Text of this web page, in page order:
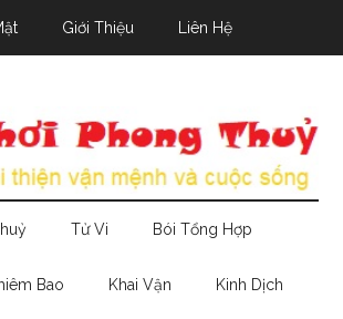
Giới Thiệu Liên Hệ
Tử Vi Bói Tổng Hợp
Bao Khai Vận Kinh Dịch